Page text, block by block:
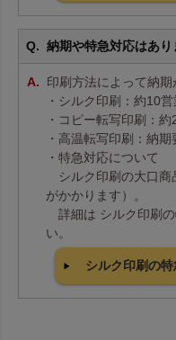
納期や特急対応はあり
印刷方法によって納期
・シルク印刷：約10営
・コピー転写印刷：約
・高温転写印刷：納期
・特急対応について
シルク印刷の大口商
がかかります）。
詳細は シルク印刷の
い。
シルク印刷の